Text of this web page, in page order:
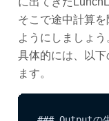
そこで途中計算
ようにしましょう
具体的には、以
ます。